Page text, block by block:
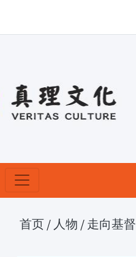
首页 / 人物 / 走向基督